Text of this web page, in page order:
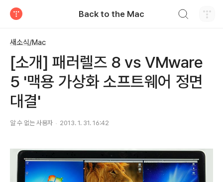
Back to the Mac
새소식/Mac
[소개] 패러렐즈 8 vs VMware
5 '맥용 가상화 소프트웨어 정면
대결'
알 수 없는 사용자 2013. 1. 31. 16:42